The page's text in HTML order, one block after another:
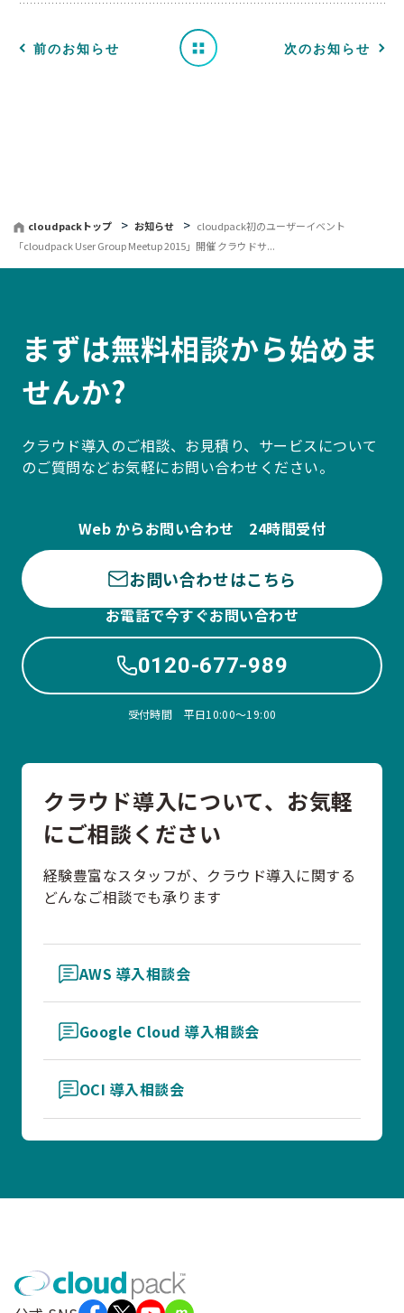
前のお知らせ
せ
一 次のお知らせ
cloudpackトップ お知らせ
cloudpack初のユーザーイベント
「cloudpack User Group Meetup 2015」開催 クラウドサ...
まずは無料相談から始めま
せんか?
クラウド導入のご相談、お見積り、サービスについて
のご質問などお気軽にお問い合わせください。
Web からお問い合わせ 24時間受付
お問い合わせはこちら
お電話で今すぐお問い合わせ
0120-677-989
受付時間 平日10:00〜19:00
クラウド導入について、お気軽
にご相談ください
経験豊富なスタッフが、クラウド導入に関する
どんなご相談でも承ります
AWS 導入相談会
Google Cloud 導入相談会
OCI 導入相談会